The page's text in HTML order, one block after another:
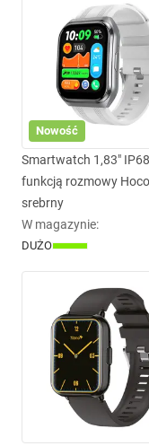
Nowość
Smartwatch 1,83"
funkcją rozmowy
srebrny
W magazynie:
DUŻO